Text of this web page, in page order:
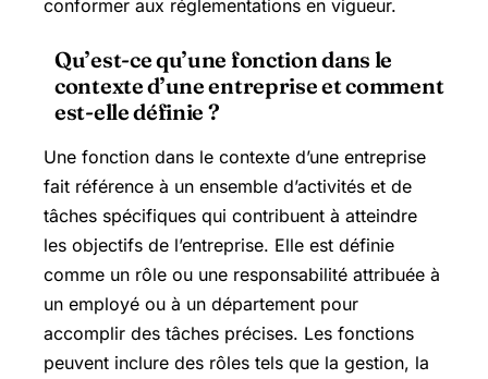
conformer aux réglementations en vigueur.
Qu’est-ce qu’une fonction dans le
contexte d’une entreprise et comment
est-elle définie ?
Une fonction dans le contexte d’une entreprise
fait référence à un ensemble d’activités et de
tâches spécifiques qui contribuent à atteindre
les objectifs de l’entreprise. Elle est définie
comme un rôle ou une responsabilité attribuée à
un employé ou à un département pour
accomplir des tâches précises. Les fonctions
peuvent inclure des rôles tels que la gestion, la